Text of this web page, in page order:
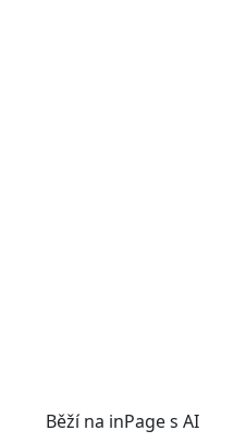
Běží na inPages AI